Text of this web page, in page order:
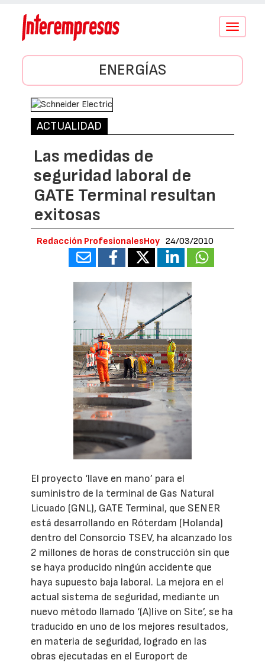
Conmutar
ENERGÍAS
ACTUALIDAD
Las medidas de
seguridad laboral de
GATE Terminal resultan
exitosas
Redacción ProfesionalesHoy 24/03/2010
El proyecto ‘llave en mano’ para el
suministro de la terminal de Gas Natural
Licuado (GNL), GATE Terminal, que SENER
está desarrollando en Róterdam (Holanda)
dentro del Consorcio TSEV, ha alcanzado los
2 millones de horas de construcción sin que
se haya producido ningún accidente que
haya supuesto baja laboral. La mejora en el
actual sistema de seguridad, mediante un
nuevo método llamado ‘(A)live on Site’, se ha
traducido en uno de los mejores resultados,
en materia de seguridad, logrado en las
obras ejecutadas en el Europort de